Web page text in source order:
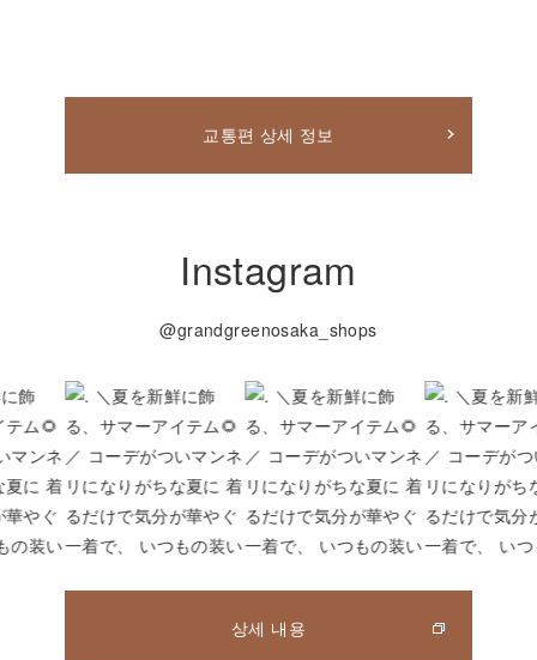
교통편 상세 정보
Instagram
@grandgreenosaka_shops
상세 내용